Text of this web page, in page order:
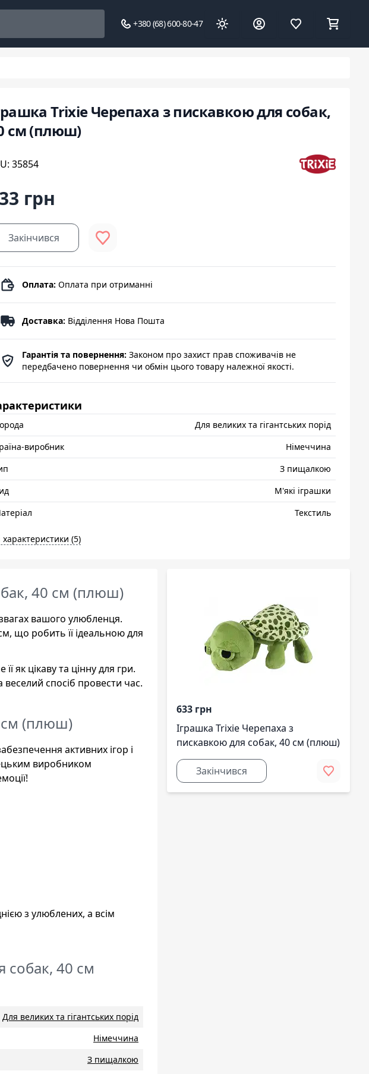
+380 (68) 600-80-47
Trixie Черепаха з пискавкою для собак,
см (плюш)
35854
грн
Закінчився
Оплата: Оплата при отриманні
Доставка: Відділення Нова Пошта
Гарантія та повернення: Законом про захист прав споживачів не
передбачено повернення чи обмін цього товару належної якості.
Для великих та гігантських порід
виробник
Нiмеччина
З пищалкою
М'які іграшки
Текстиль
характеристики (5)
40 см (плюш)
вашого улюбленця.
що робить її ідеальною для
як цікаву та цінну для гри.
спосіб провести час.
см (плюш)
активних ігор і
виробником
з улюблених, а всім
собак, 40 см
Для великих та гігантських порід
Нiмеччина
З пищалкою
633 грн
Іграшка Trixie Черепаха з
пискавкою для собак, 40 см (плюш)
Закінчився